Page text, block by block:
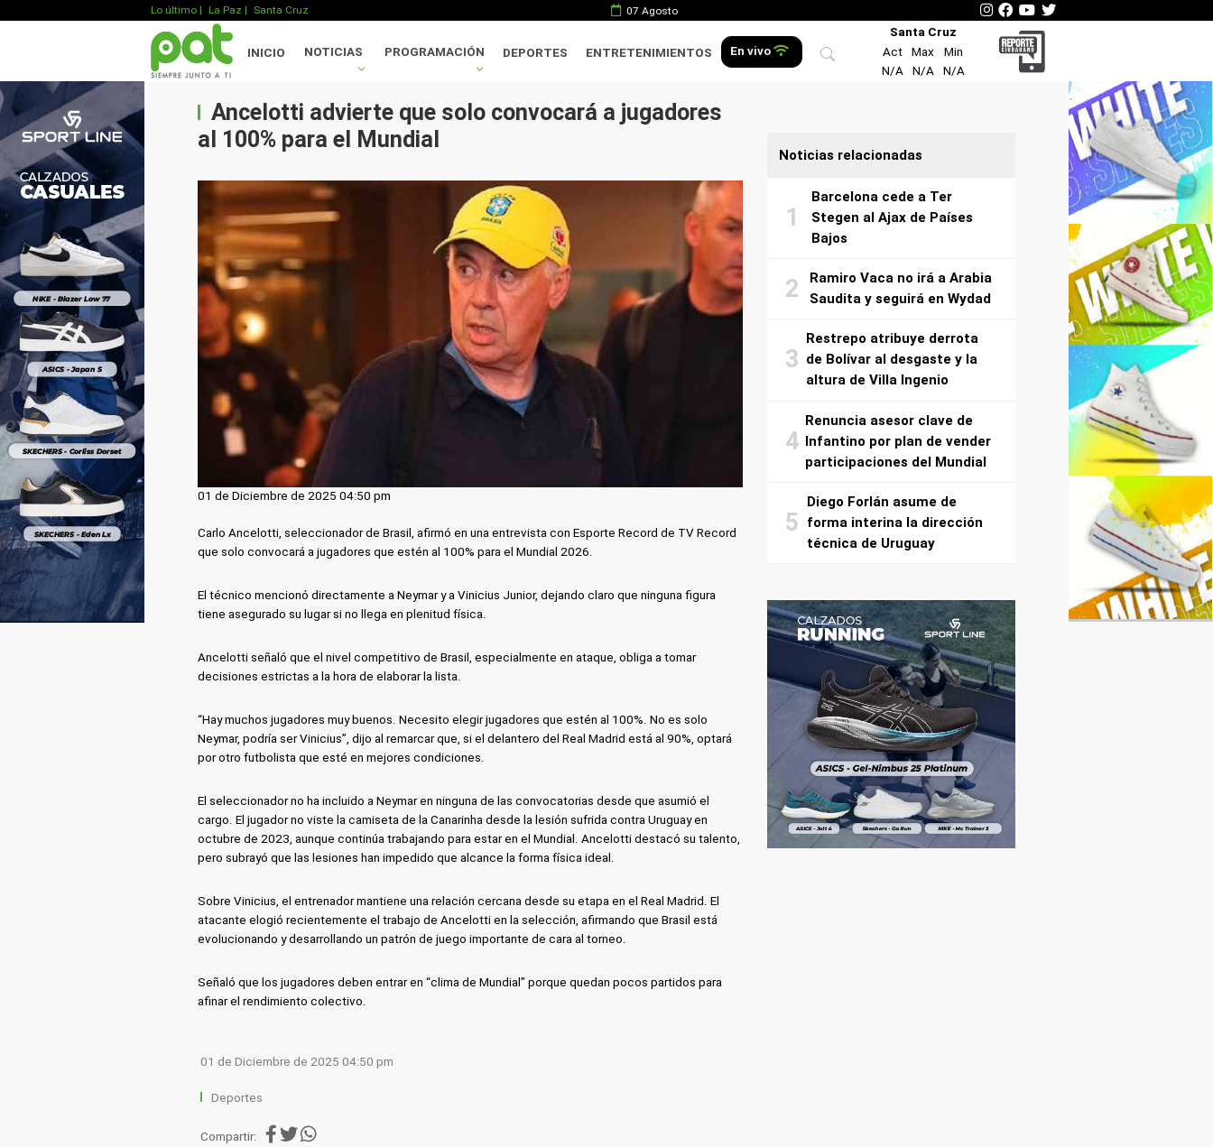
Lo último | La Paz | Santa Cruz 07 Agosto
INICIO NOTICIAS PROGRAMACIÓN DEPORTES ENTRETENIMIENTOS En vivo
Santa Cruz
Act
Max
Min
N/A
N/A N/A
Ancelotti advierte que solo convocará a jugadores
al 100% para el Mundial
01 de Diciembre de 2025 04:50 pm
Carlo Ancelotti, seleccionador de Brasil, afirmó en una entrevista con Esporte Record de TV Record
que solo convocará a jugadores que estén al 100% para el Mundial 2026.
El técnico mencionó directamente a Neymar y a Vinicius Junior, dejando claro que ninguna figura
tiene asegurado su lugar si no llega en plenitud física.
Ancelotti señaló que el nivel competitivo de Brasil, especialmente en ataque, obliga a tomar
decisiones estrictas a la hora de elaborar la lista.
“Hay muchos jugadores muy buenos. Necesito elegir jugadores que estén al 100%. No es solo
Neymar, podría ser Vinicius”, dijo al remarcar que, si el delantero del Real Madrid está al 90%, optará
por otro futbolista que esté en mejores condiciones.
El seleccionador no ha incluido a Neymar en ninguna de las convocatorias desde que asumió el
cargo. El jugador no viste la camiseta de la Canarinha desde la lesión sufrida contra Uruguay en
octubre de 2023, aunque continúa trabajando para estar en el Mundial. Ancelotti destacó su talento,
pero subrayó que las lesiones han impedido que alcance la forma física ideal.
Sobre Vinicius, el entrenador mantiene una relación cercana desde su etapa en el Real Madrid. El
atacante elogió recientemente el trabajo de Ancelotti en la selección, afirmando que Brasil está
evolucionando y desarrollando un patrón de juego importante de cara al torneo.
Señaló que los jugadores deben entrar en “clima de Mundial” porque quedan pocos partidos para
afinar el rendimiento colectivo.
01 de Diciembre de 2025 04:50 pm
Deportes
Compartir:
Noticias relacionadas
Barcelona cede a Ter
Stegen al Ajax de Países
Bajos
Ramiro Vaca no irá a Arabia
Saudita y seguirá en Wydad
Restrepo atribuye derrota
de Bolívar al desgaste y la
altura de Villa Ingenio
Renuncia asesor clave de
Infantino por plan de vender
participaciones del Mundial
Diego Forlán asume de
forma interina la dirección
técnica de Uruguay